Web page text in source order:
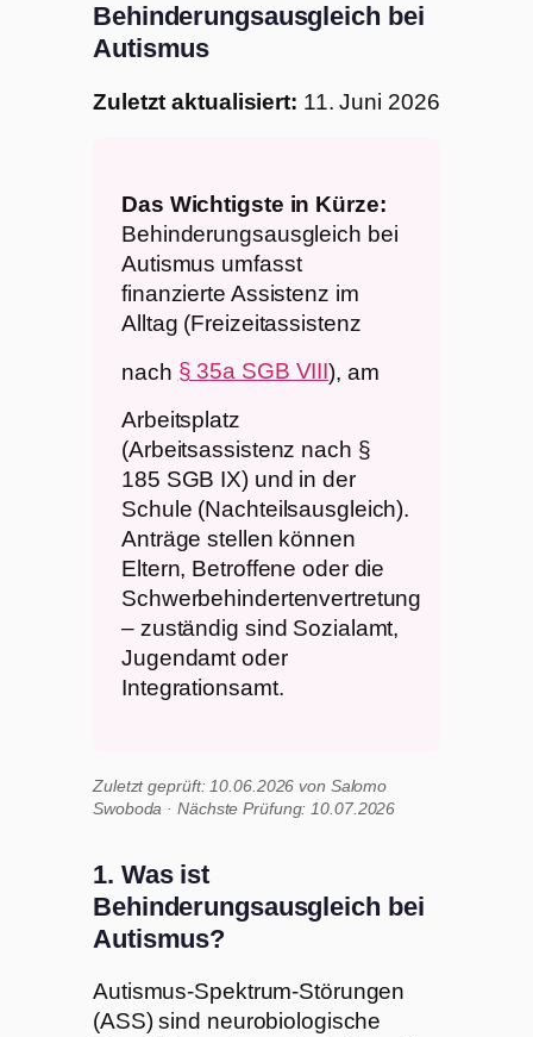
Behinderungsausgleich bei
Autismus
Zuletzt aktualisiert: 11. Juni 2026
Das Wichtigste in Kürze:
Behinderungsausgleich bei
Autismus umfasst
finanzierte Assistenz im
Alltag (Freizeitassistenz
nach § 35a SGB VIII), am
Arbeitsplatz
(Arbeitsassistenz nach §
185 SGB IX) und in der
Schule (Nachteilsausgleich).
Anträge stellen können
Eltern, Betroffene oder die
Schwerbehindertenvertretung
– zuständig sind Sozialamt,
Jugendamt oder
Integrationsamt.
Zuletzt geprüft: 10.06.2026 von Salomo
Swoboda · Nächste Prüfung: 10.07.2026
1. Was ist
Behinderungsausgleich bei
Autismus?
Autismus-Spektrum-Störungen
(ASS) sind neurobiologische